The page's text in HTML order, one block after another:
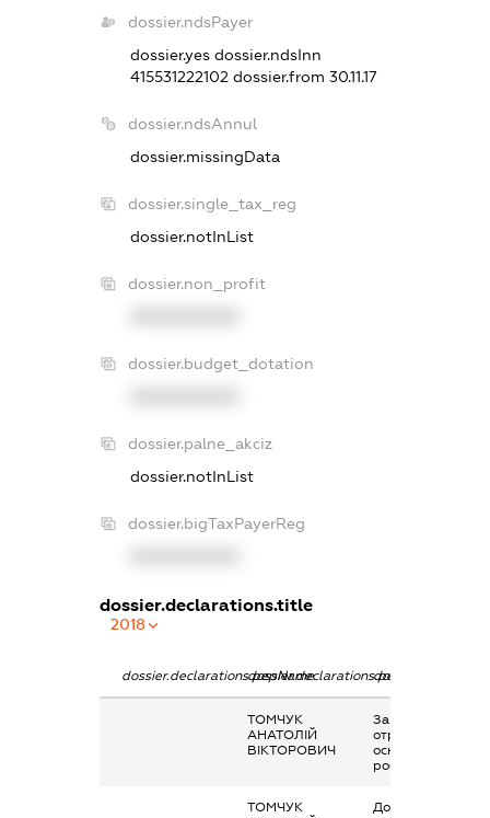
dossier.ndsPayer
dossier.yes dossier.ndsInn
415531222102 dossier.from 30.11.17
dossier.ndsAnnul
dossier.missingData
dossier.single_tax_reg
dossier.notInList
dossier.non_profit
dossier.budget_dotation
dossier.palne_akciz
dossier.notInList
dossier.bigTaxPayerReg
dossier.declarations.title
2018
dossier.declarations.pepNamedossier.declarations.personName
ТОМЧУК
АНАТОЛІЙ
ВІКТОРОВИЧ
Заробітна плата
отримана за
основним місцем
роботи
ТОМЧУК
Дохід від